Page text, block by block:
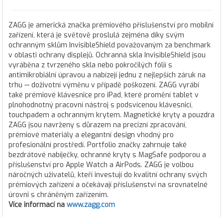
ZAGG je americká značka prémiového příslušenství pro mobilní
zařízení, která je světově proslulá zejména díky svým
ochranným sklům InvisibleShield považovaným za benchmark
v oblasti ochrany displejů. Ochranná skla InvisibleShield jsou
vyráběna z tvrzeného skla nebo pokročilých fólií s
antimikrobiální úpravou a nabízejí jednu z nejlepších záruk na
trhu — doživotní výměnu v případě poškození. ZAGG vyrábí
také prémiové klávesnice pro iPad, které promění tablet v
plnohodnotný pracovní nástroj s podsvícenou klávesnicí,
touchpadem a ochranným krytem. Magnetické kryty a pouzdra
ZAGG jsou navrženy s důrazem na precizní zpracování,
prémiové materiály a elegantní design vhodný pro
profesionální prostředí. Portfolio značky zahrnuje také
bezdrátové nabíječky, ochranné kryty s MagSafe podporou a
příslušenství pro Apple Watch a AirPods. ZAGG je volbou
náročných uživatelů, kteří investují do kvalitní ochrany svých
prémiových zařízení a očekávají příslušenství na srovnatelné
úrovni s chráněným zařízením.
Více informací na www.zagg.com